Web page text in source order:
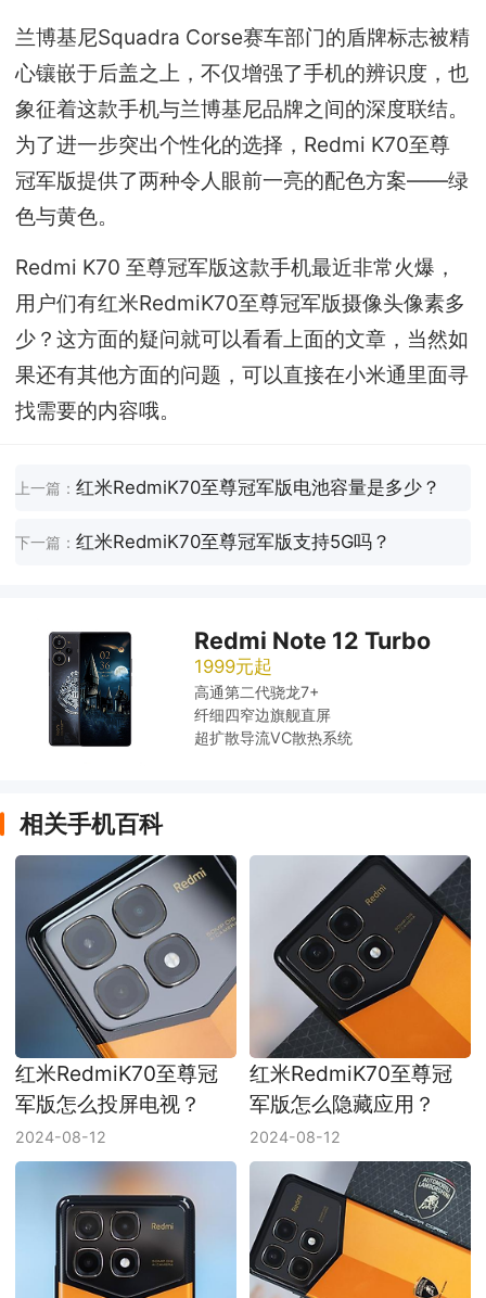
兰博基尼Squadra Corse赛车部门的盾牌标志被精
心镶嵌于后盖之上，不仅增强了手机的辨识度，也
象征着这款手机与兰博基尼品牌之间的深度联结。
为了进一步突出个性化的选择，Redmi K70至尊
冠军版提供了两种令人眼前一亮的配色方案——绿
色与黄色。
Redmi K70 至尊冠军版这款手机最近非常火爆，
用户们有红米RedmiK70至尊冠军版摄像头像素多
少？这方面的疑问就可以看看上面的文章，当然如
果还有其他方面的问题，可以直接在小米通里面寻
找需要的内容哦。
上一篇：红米RedmiK70至尊冠军版电池容量是多少？
下一篇：红米RedmiK70至尊冠军版支持5G吗？
Redmi Note 12 Turbo
1999元起
高通第二代骁龙7+
纤细四窄边旗舰直屏
超扩散导流VC散热系统
相关手机百科
红米RedmiK70至尊冠
军版怎么投屏电视？
2024-08-12
红米RedmiK70至尊冠
军版怎么隐藏应用？
2024-08-12